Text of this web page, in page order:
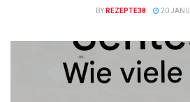
BY REZEPTE38 20